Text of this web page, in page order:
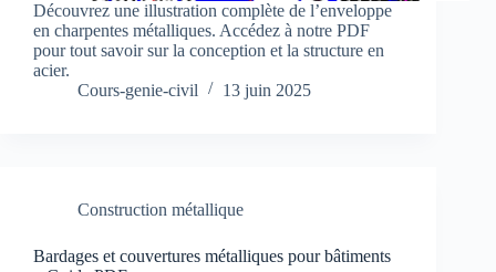
Découvrez une illustration complète de l’enveloppe
en charpentes métalliques. Accédez à notre PDF
pour tout savoir sur la conception et la structure en
acier.
Cours-genie-civil
13 juin 2025
Construction métallique
Bardages et couvertures métalliques pour bâtiments